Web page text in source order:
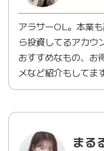
アラサーOL。本業
ら投資してるアカウ
おすすめなもの、お
メなど紹介もしてま
まる